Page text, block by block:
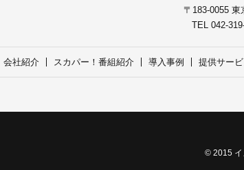
〒183-0055 東
TEL 042-
会社紹介 スカパー！番組紹介 導入事例 提供サー
© 2015 イ